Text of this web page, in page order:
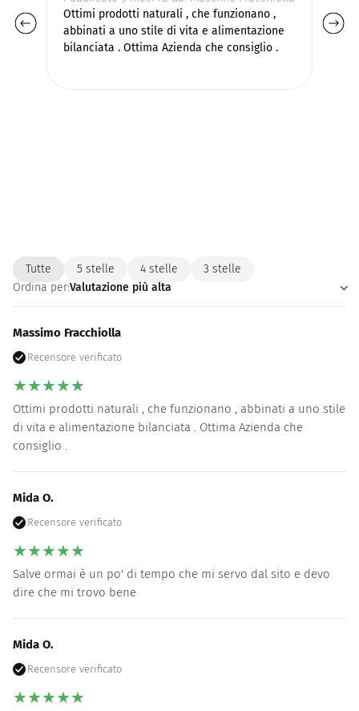
Ottimi prodotti naturali , che funzionano ,
abbinati a uno stile di vita e alimentazione
bilanciata . Ottima Azienda che consiglio .
Tutte 5 stelle 4 stelle
3 stelle
Ordina per:Valutazione più alta
Massimo Fracchiolla
Recensore verificato
★★★★★
Ottimi prodotti naturali , che funzionano , abbinati a uno stile
di vita e alimentazione bilanciata . Ottima Azienda che
consiglio .
Mida O.
Recensore verificato
★★★★★
Salve ormai è un po' di tempo che mi servo dal sito e devo
dire che mi trovo bene
Mida O.
Recensore verificato
★★★★★